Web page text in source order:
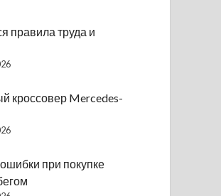
правила труда и
кроссовер Mercedes-
при покупке